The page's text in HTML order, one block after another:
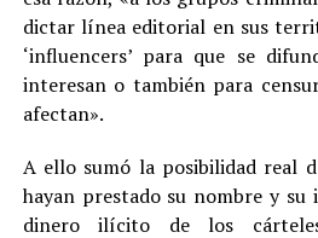
dictar línea editorial en sus
‘influencers’ para que se
interesan o también para
afectan».
A ello sumó la posibilidad real
hayan prestado su nombre y
dinero ilícito de los